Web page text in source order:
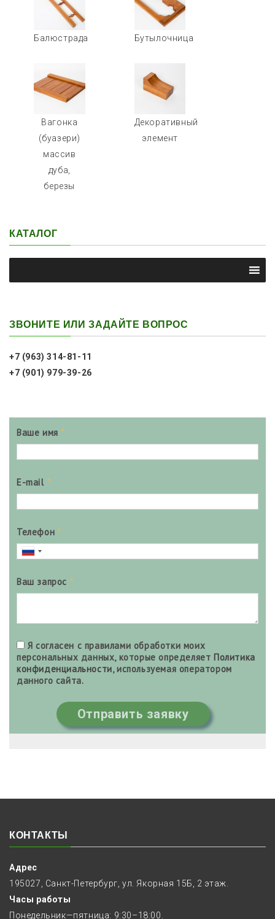
Балюстрада Бутылочница
Вагонка
(буазери)
массив
дуба,
березы
Декоративный
элемент
КАТАЛОГ
ЗВОНИТЕ ИЛИ ЗАДАЙТЕ ВОПРОС
+7 (963) 314-81-11
+7 (901) 979-39-26
Ваше имя *
E-mail *
Телефон *
Ваш запрос *
Я согласен с правилами обработки моих
персональных данных, которые определяет Политика
конфиденциальности, используемая оператором
данного сайта.
Отправить заявку
КОНТАКТЫ
Адрес
195027, Санкт-Петербург, ул. Якорная 15Б, 2 этаж.
Часы работы
Понедельник—пятница: 9:30–18:00.